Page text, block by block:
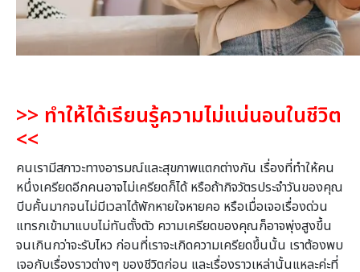
>> ทำให้ได้เรียนรู้ความไม่แน่นอนในชีวิต
<<
คนเรามีสภาวะทางอารมณ์และสุขภาพแตกต่างกัน เรื่องที่ทำให้คน
หนึ่งเครียดอีกคนอาจไม่เครียดก็ได้ หรือถ้ากิจวัตรประจำวันของคุณ
บีบคั้นมากจนไม่มีเวลาได้พักหายใจหายคอ หรือเมื่อเจอเรื่องด่วน
แทรกเข้ามาแบบไม่ทันตั้งตัว ความเครียดของคุณก็อาจพุ่งสูงขึ้น
จนเกินกว่าจะรับไหว ก่อนที่เราจะเกิดความเครียดขึ้นนั้น เราต้องพบ
เจอกับเรื่องราวต่างๆ ของชีวิตก่อน และเรื่องราวเหล่านั้นแหละค่ะที่